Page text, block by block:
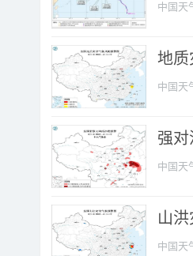
中国天
地质
中国天
强对
中国天
山
中国天